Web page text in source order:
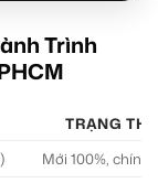
Trình
TRẠNG
Mới 100%, chính